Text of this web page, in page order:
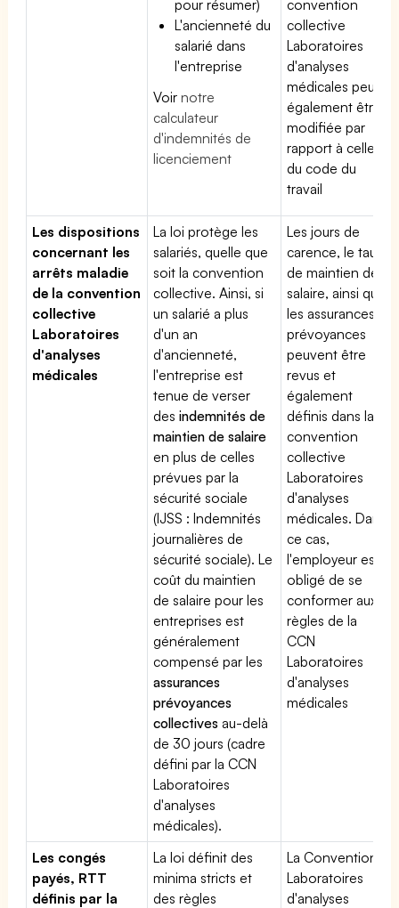
pour résumer)
L'ancienneté du
salarié dans
l'entreprise
Voirnotre
calculateur
d'indemnités de
licenciement
convention
collective
Laboratoires
d'analyses
médicales peut
également être
modifiée par
rapport à celle
du code du
travail
Les dispositions
concernant les
arrêts maladie
de la convention
collective
Laboratoires
d'analyses
médicales
La loi protège les
salariés, quelle que
soit la convention
collective. Ainsi, si
un salarié a plus
d'un an
d'ancienneté,
l'entreprise est
tenue de verser
desindemnités de
maintien de salaire
en plus de celles
prévues par la
sécurité sociale
(IJSS : Indemnités
journalières de
sécurité sociale). Le
coût du maintien
de salaire pour les
entreprises est
généralement
compensé par les
assurances
prévoyances
collectives au-delà
de 30 jours (cadre
défini par la CCN
Laboratoires
d'analyses
médicales).
Les jours de
carence, le taux
de maintien de
salaire, ainsi que
les assurances
prévoyances
peuvent être
revus et
également
définis dans la
convention
collective
Laboratoires
d'analyses
médicales. Dans
ce cas,
l'employeur est
obligé de se
conformer aux
règles de la
CCN
Laboratoires
d'analyses
médicales
Les congés
payés, RTT
définis par la
La loi définit des
minima stricts et
des règles
La Convention
Laboratoires
d'analyses